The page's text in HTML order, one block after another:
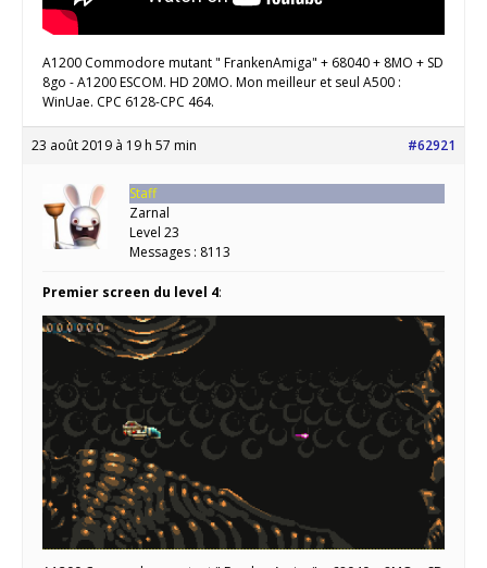
A1200 Commodore mutant " FrankenAmiga" + 68040 + 8MO + SD
8go - A1200 ESCOM. HD 20MO. Mon meilleur et seul A500 :
WinUae. CPC 6128-CPC 464.
23 août 2019 à 19 h 57 min #62921
Staff
Zarnal
Level 23
Messages : 8113
Premier screen du level 4: